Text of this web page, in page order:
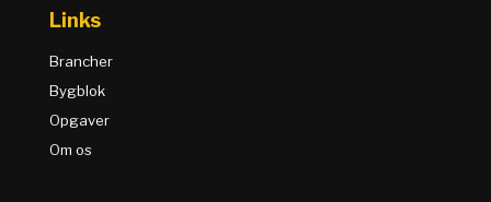
Links
Brancher
Bygblok
Opgaver
Om os